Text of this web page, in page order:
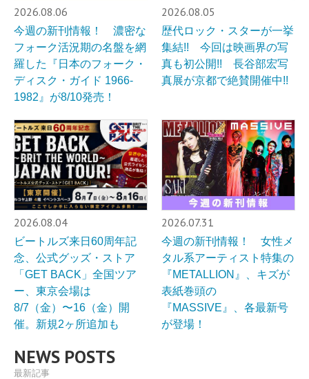
2026.08.06
今週の新刊情報！ 濃密な
フォーク活況期の名盤を網
羅した『日本のフォーク・
ディスク・ガイド 1966-
1982』が8/10発売！
2026.08.05
歴代ロック・スターが一挙
集結!! 今回は映画界の写
真も初公開!! 長谷部宏写
真展が京都で絶賛開催中!!
2026.08.04
ビートルズ来日60周年記
念、公式グッズ・ストア
「GET BACK」全国ツア
ー、東京会場は
8/7（金）〜16（金）開
催。新規2ヶ所追加も
2026.07.31
今週の新刊情報！ 女性メ
タル系アーティスト特集の
『METALLION』、キズが
表紙巻頭の
『MASSIVE』、各最新号
が登場！
NEWS POSTS
最新記事